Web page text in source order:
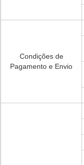
Condições de
Pagamento e Envio